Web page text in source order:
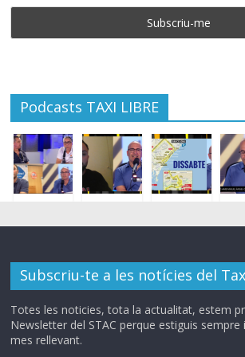
Podcasts TAXI LIBRE
Subscriu-te a les notícies del
Totes les noticies, tota la actualitat, estem
Newsletter del STAC perque estiguis
mes rellevant.